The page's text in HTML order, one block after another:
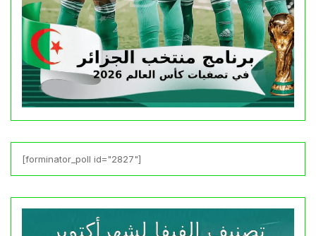
[forminator_poll id="2827"]